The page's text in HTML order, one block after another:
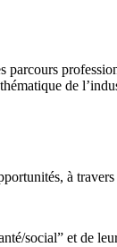
de
à
social” et de